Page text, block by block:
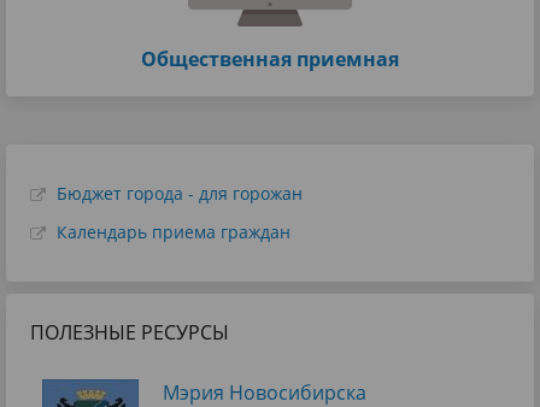
Общественная приемная
Бюджет города - для горожан
Календарь приема граждан
ПОЛЕЗНЫЕ РЕСУРСЫ
Мэрия Новосибирска